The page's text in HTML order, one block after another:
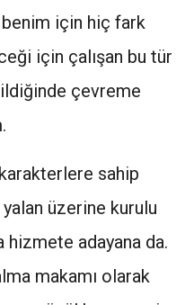
için hiç fark
için çalışan bu tür
çevreme
sahip
yalan üzerine kurulu
hizmete adayana da.
makamı olarak